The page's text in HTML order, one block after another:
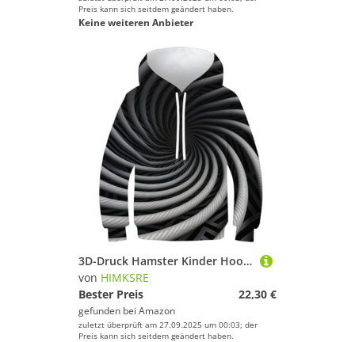
Preis kann sich seitdem geändert haben.
Keine weiteren Anbieter
3D-Druck Hamster Kinder Hoodie Jungen Mädchen Sweatshirt Hoodies Pullover Langarm 11-13Y(Style-5,100)
von HIMKSRE
Bester Preis
22,30 €
gefunden bei Amazon
zuletzt überprüft am 27.09.2025 um 00:03; der
Preis kann sich seitdem geändert haben.